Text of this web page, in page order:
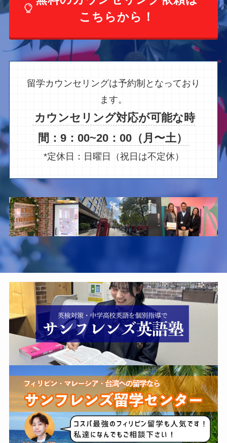
こちらから！
留学カウンセリングは予約制となっており
ます。
カウンセリング対応が可能な時
間：9：00~20：00（月〜土）
*定休日：日曜日（祝日は不定休）